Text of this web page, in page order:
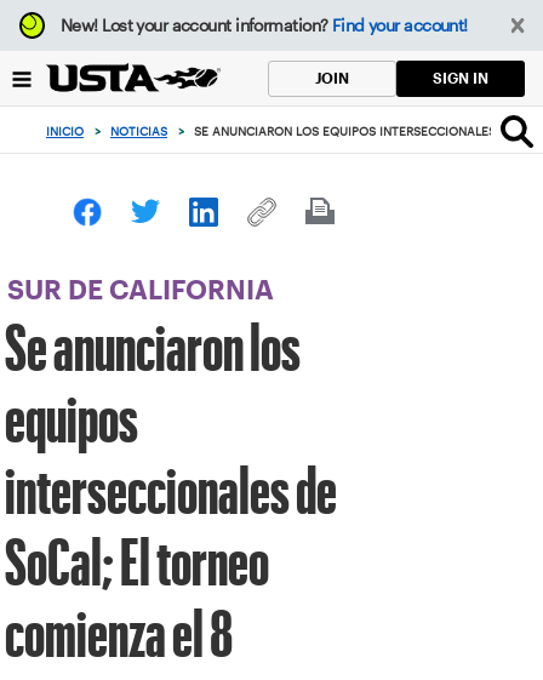
Enfoque
desde
botón
volver
principio
New!Lost your account information? Find your account!
JOIN SIGN IN
INICIO > NOTICIAS > SE ANUNCIARON LOS EQUIPOS INTERSECCIONALES DE
SUR DE CALIFORNIA
Se anunciaron los
equipos
interseccionales de
SoCal; El torneo
comienza el 8